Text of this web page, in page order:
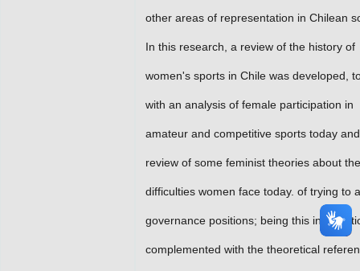
other areas of representation in Chilean
In this research, a review of the history of
women's sports in Chile was developed,
with an analysis of female participation in
amateur and competitive sports today
review of some feminist theories about the
difficulties women face today. of trying to
governance positions; being this
complemented with the theoretical